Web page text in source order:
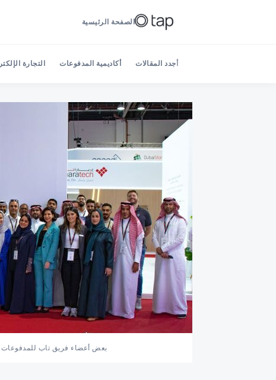
الصفحة الرئيسية
أجدد المقالات أكاديمية المدفوعات التجارة
بعض أعضاء فريق تاب للمدفوعات